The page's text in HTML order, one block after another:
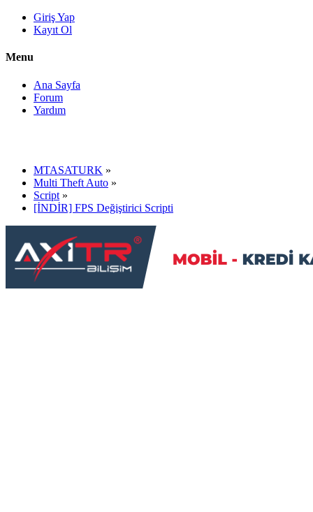
Giriş Yap
Kayıt Ol
Menu
Ana Sayfa
Forum
Yardım
MTASATURK »
Multi Theft Auto »
Script »
[İNDİR] FPS Değiştirici Scripti